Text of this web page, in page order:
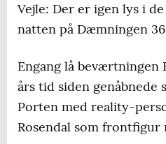
Vejle: Der er igen lys i
natten på Dæmningen
Engang lå beværtningen
års tid siden genåbnede
Porten med reality-
Rosendal som